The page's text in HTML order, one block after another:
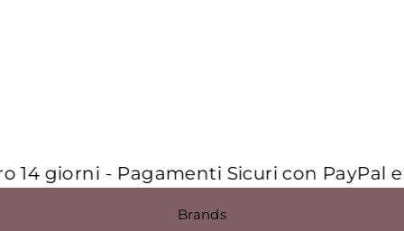
giorni - Pagamenti Sicuri con PayPal e a
Brands